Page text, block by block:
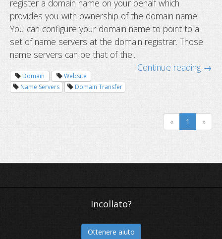
Changing name servers vs.
domain
register a domain name on your behalf which
provides you with ownership of the domain name.
You can configure your domain name to point to a
set of name servers at the domain registrar. Those
name servers can be that of the...
Continue reading →
Domain
Website
Name Servers
Domain Transfer
« 1 »
Incollato?
Ottenere aiuto